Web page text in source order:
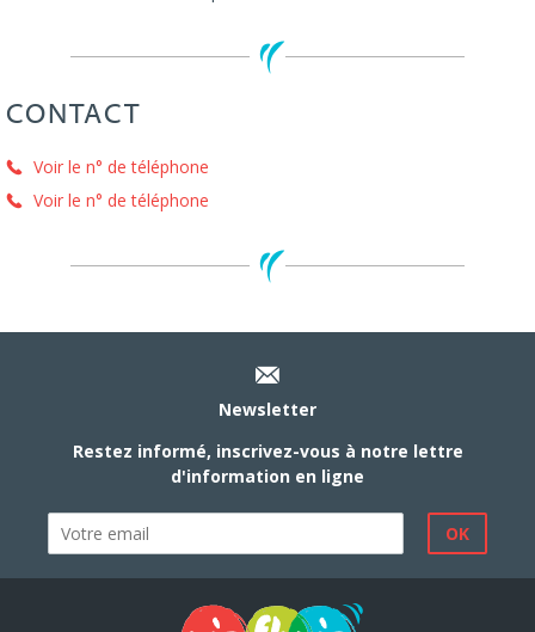
CONTACT
Voir le n° de téléphone
Voir le n° de téléphone
Newsletter
Restez informé, inscrivez-vous à notre lettre
d'information en ligne